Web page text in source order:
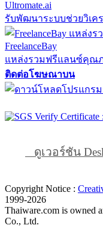
Ultromate.ai
รับพัฒนาระบบช่วยวิเค
FreelanceBay
แหล่งรวมฟรีแลนซ์คุณ
ติดต่อโฆษณาบน
ดูเวอร์ชัน
Copyright Notice :
1999-2026
Thaiware.com is owned
Co., Ltd.